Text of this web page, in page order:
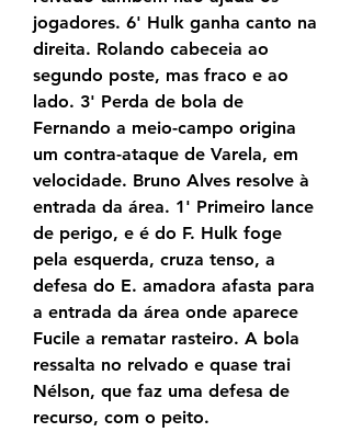
jogadores. 6' Hulk ganha canto na
direita. Rolando cabeceia ao
segundo poste, mas fraco e ao
lado. 3' Perda de bola de
Fernando a meio-campo origina
um contra-ataque de Varela, em
velocidade. Bruno Alves resolve à
entrada da área. 1' Primeiro lance
de perigo, e é do F. Hulk foge
pela esquerda, cruza tenso, a
defesa do E. amadora afasta para
a entrada da área onde aparece
Fucile a rematar rasteiro. A bola
ressalta no relvado e quase trai
Nélson, que faz uma defesa de
recurso, com o peito.